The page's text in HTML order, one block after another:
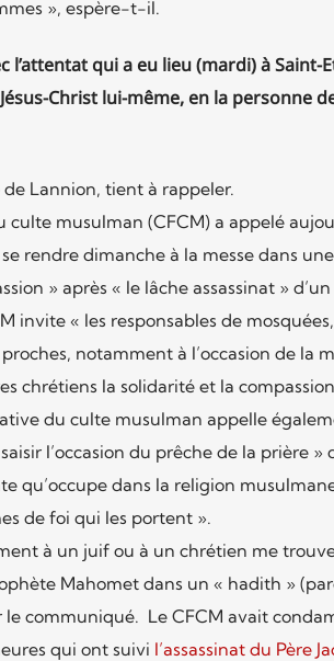
», espère-t-il.
l’attentat qui a eu lieu (mardi) à Saint-
Christ lui-même, en la personne
Lannion, tient à rappeler.
culte musulman (CFCM) a appelé
rendre dimanche à la messe dans
» après « le lâche assassinat »
invite « les responsables de
notamment à l’occasion de la
chrétiens la solidarité et la
du culte musulman appelle
l’occasion du prêche de la prière
qu’occupe dans la religion
de foi qui les portent ».
à un juif ou à un chrétien me
Mahomet dans un « hadith »
communiqué. Le CFCM avait
qui ont suivi l’assassinat du Père